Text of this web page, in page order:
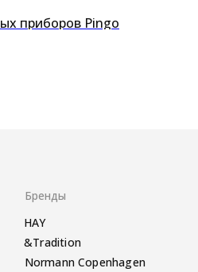
приборов Pingo
HAY
&Tradition
Normann Copenhagen
Бренды